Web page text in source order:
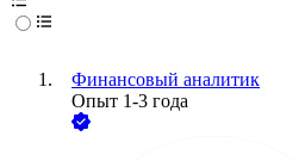
Финансовый аналитик
Опыт 1-3 года